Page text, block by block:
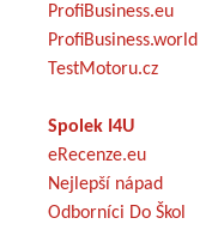
ProfiBusiness.eu
ProfiBusiness.world
TestMotoru.cz
Spolek I4U
eRecenze.eu
Nejlepší nápad
Odborníci Do Škol